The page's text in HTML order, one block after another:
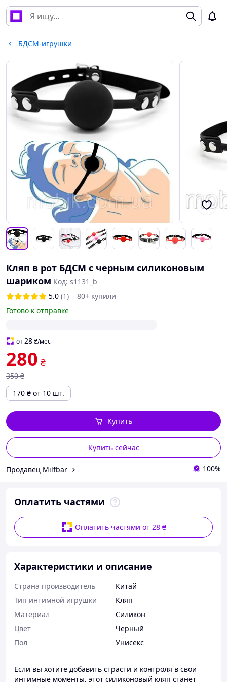
БДСМ-игрушки
Кляп в рот БДСМ с черным силиконовым
шариком Код: s1131_b
5.0 (1)
80+ купили
Готово к отправке
от28₴/мес
280 ₴
350 ₴
170 ₴ от 10 шт.
Купить сейчас
Купить
Продавец Milfbar 100%
Оплатить частями
Оплатить частями от 28 ₴
Характеристики и описание
Страна производитель
Китай
Тип интимной игрушки
Кляп
Материал
Силикон
Цвет
Черный
Пол
Унисекс
Если вы хотите добавить страсти и контроля в свои
интимные моменты, этот силиконовый кляп станет